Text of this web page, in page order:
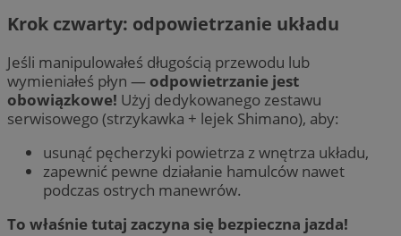
Krok czwarty: odpowietrzanie układu
Jeśli manipulowałeś długością przewodu lub
wymieniałeś płyn — odpowietrzanie jest
obowiązkowe! Użyj dedykowanego zestawu
serwisowego (strzykawka + lejek Shimano), aby:
usunąć pęcherzyki powietrza z wnętrza układu,
zapewnić pewne działanie hamulców nawet
podczas ostrych manewrów.
To właśnie tutaj zaczyna się bezpieczna jazda!